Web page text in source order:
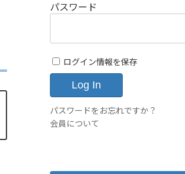
パスワード
ログイン情報を保存
パスワードをお忘れですか？
会員について